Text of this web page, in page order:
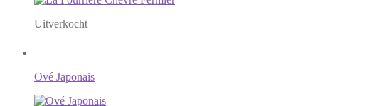
Uitverkocht
Ové Japonais